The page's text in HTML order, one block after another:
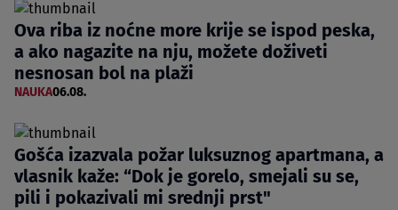
Ova riba iz noćne more krije se ispod peska,
a ako nagazite na nju, možete doživeti
nesnosan bol na plaži
NAUKA06.08.
Gošća izazvala požar luksuznog apartmana, a
vlasnik kaže: “Dok je gorelo, smejali su se,
pili i pokazivali mi srednji prst"